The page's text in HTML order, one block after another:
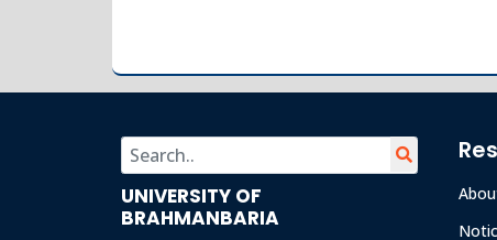
UNIVERSITY OF
BRAHMANBARIA